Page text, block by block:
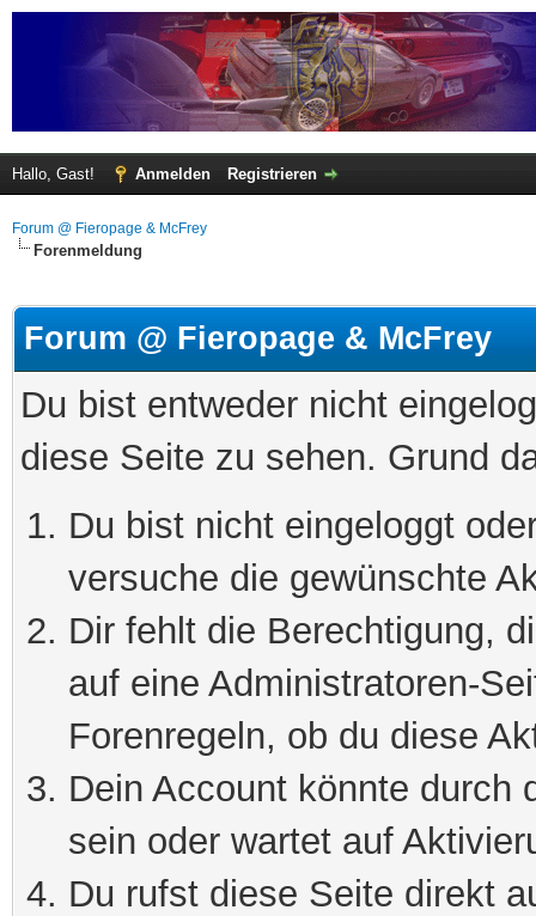
Hallo, Gast! Anmelden Registrieren
Forum @ Fieropage & McFrey
Forenmeldung
Forum @ Fieropage & McFrey
Du bist entweder nicht
diese Seite zu sehen. Grund
Du bist nicht eingeloggt
versuche die gewünschte
Dir fehlt die Berechtigung,
auf eine Administratoren-
Forenregeln, ob du diese
Dein Account könnte durch
sein oder wartet auf
Du rufst diese Seite direkt